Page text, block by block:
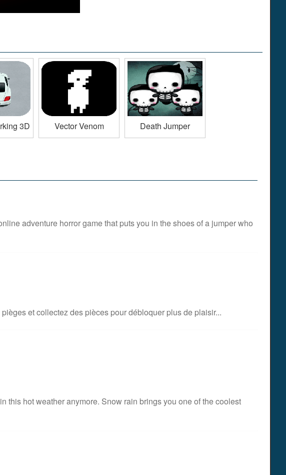
3D Vector Venom Death Jumper
adventure horror game that puts you in the shoes of a jumper who
et collectez des pièces pour débloquer plus de plaisir...
this hot weather anymore. Snow rain brings you one of the coolest